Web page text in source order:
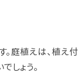
庭植えは、植え付
しょう。